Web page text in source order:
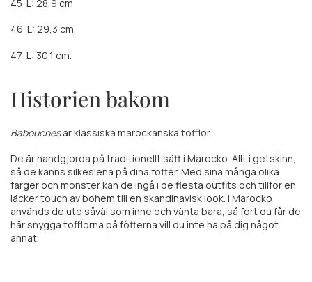
45 L: 28,9 cm
46 L: 29,3 cm.
47 L: 30,1 cm.
Historien bakom
Babouchesär klassiska marockanska tofflor.
De är handgjorda på traditionellt sätt i Marocko. Allt i getskinn,
så de känns silkeslena på dina fötter. Med sina många olika
färger och mönster kan de ingå i de flesta outfits och tillför en
läcker touch av bohem till en skandinavisk look. I Marocko
används de ute såväl som inne och vänta bara, så fort du får de
här snygga tofflorna på fötterna vill du inte ha på dig något
annat.